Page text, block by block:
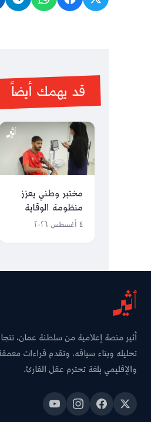
قد يهمك أيضاً
مختبر وطني يعزز
منظومة الوقاية
للرياضيين
٤ أغسطس ٢٠٢٦
أثير منصة إعلامية من سلطنة عمان،
تحليله وبناء سياقه، وتقدم قراءات
والإقليمي بلغة تحترم عقل القارئ.